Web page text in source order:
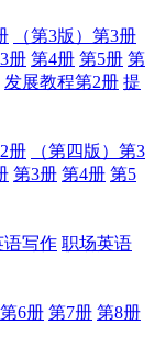
（第3版）第3册
册 第4册 第5册 第
发展教程第2册 提
册
（第四版）第3
第3册 第4册 第5
语写作 职场英语
第6册 第7册 第8册